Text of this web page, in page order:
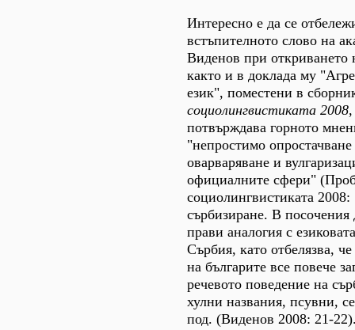
Интересно е да се
встъпителното слово на
Виденов при откриването
както и в доклада му
език", поместени в
социолингвистиката 2008
потвърждава горното
"непростимо
оварваряване и
официалните сфери"
социолингвистиката
сърбизиране. В посочения
прави аналогия с
Сърбия, като отбелязва,
на българите все повече
речевото поведение на
хулни названия, псувни,
под. (Виденов 2008: 21-